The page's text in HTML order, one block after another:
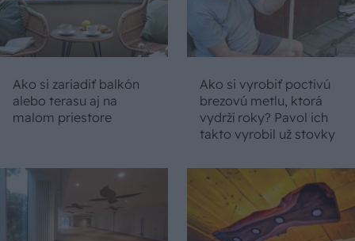
Ako si zariadiť balkón
alebo terasu aj na
malom priestore
Ako si vyrobiť poctivú
brezovú metlu, ktorá
vydrží roky? Pavol ich
takto vyrobil už stovky